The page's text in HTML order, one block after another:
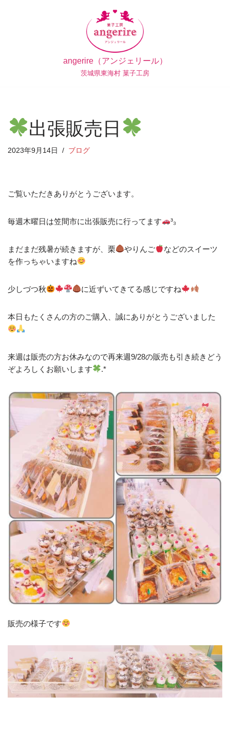
ッ
angerire（アンジェリール）
茨城県東海村 菓子工房
出張販売日
2023年9月14日 ブログ
ご覧いただきありがとうございます。
毎週木曜日は笠間市に出張販売に行ってます ³₃
まだまだ残暑が続きますが、栗 やりんご
などのスイーツ
を作っちゃいますね
少しづつ秋 に近ずいてきてる感じですね
本日もたくさんの方のご購入、誠にありがとうございました
来週は販売の方お休みなので再来週9/28の販売も引き続きどう
ぞよろしくお願いします
.*
販売の様子です